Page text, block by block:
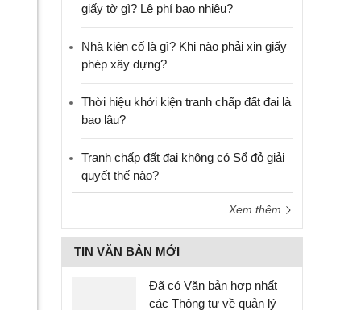
giấy tờ gì? Lệ phí bao nhiêu?
Nhà kiên cố là gì? Khi nào phải xin giấy
phép xây dựng?
Thời hiệu khởi kiện tranh chấp đất đai là
bao lâu?
Tranh chấp đất đai không có Sổ đỏ giải
quyết thế nào?
Xem thêm
TIN VĂN BẢN MỚI
Đã có Văn bản hợp nhất
các Thông tư về quản lý